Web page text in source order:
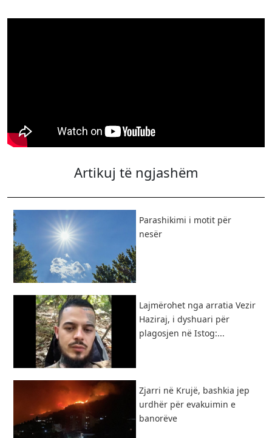
Artikuj të ngjashëm
Parashikimi i motit për
nesër
Lajmërohet nga arratia Vezir
Haziraj, i dyshuari për
plagosjen në Istog:...
Zjarri në Krujë, bashkia jep
urdhër për evakuimin e
banorëve